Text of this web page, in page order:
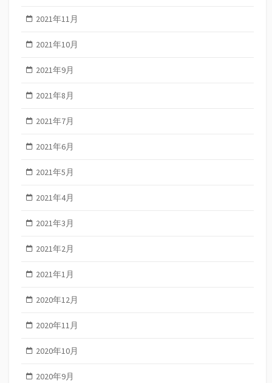
2021年11月
2021年10月
2021年9月
2021年8月
2021年7月
2021年6月
2021年5月
2021年4月
2021年3月
2021年2月
2021年1月
2020年12月
2020年11月
2020年10月
2020年9月